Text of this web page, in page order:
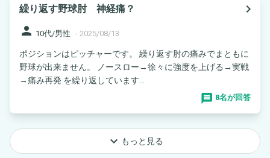
繰り返す野球肘 神経痛？
navigate_next
person 10代/男性 - 2025/08/13
ポジションはピッチャーです。 繰り返す肘の痛みでまともに
野球が出来ません。 ノースロー→徐々に強度を上げる→実戦
→痛み再発 を繰り返しています...
8名が回答
keyboard_arrow_down もっと見る